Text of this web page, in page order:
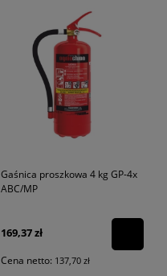
Gaśnica proszkowa 4 kg GP-4x
ABC/MP
169,37 zł
Cena netto: 137,70 zł